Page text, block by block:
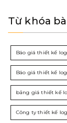
Từ khóa
Báo giá thiết kế
Báo giá thiết kế
bảng giá thiết kế
Công ty thiết kế